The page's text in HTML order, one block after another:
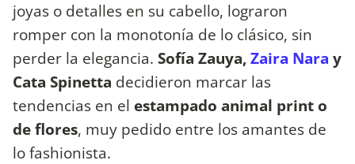
joyas o detalles en su cabello, lograron
romper con la monotonía de lo clásico, sin
perder la elegancia. Sofía Zauya,Zaira Nara y
Cata Spinetta decidieron marcar las
tendencias en el estampado animal print o
de flores, muy pedido entre los amantes de
lo fashionista.